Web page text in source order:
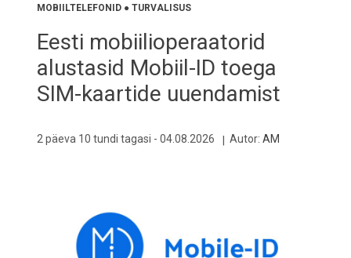
MOBIILTELEFONID ● TURVALISUS
Eesti mobiilioperaatorid
alustasid Mobiil-ID toega
SIM-kaartide uuendamist
2 päeva 10 tundi tagasi - 04.08.2026 Autor: AM